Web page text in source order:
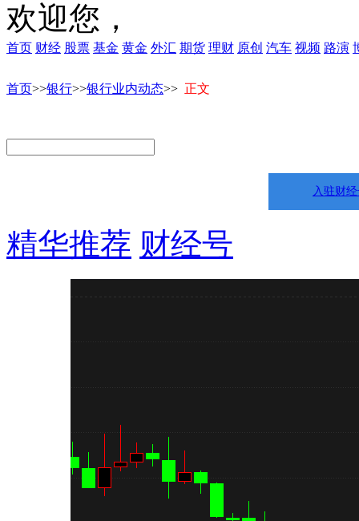
欢迎您，
首页 财经 股票 基金 黄金 外汇 期货 理财 原创 汽车 视频 路演
首页>>银行>>银行业内动态>> 正文
入驻财
精华推荐 财经号